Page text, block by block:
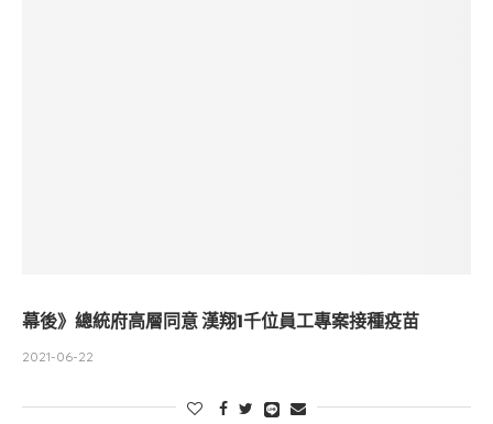
幕後》總統府高層同意 漢翔1千位員工專案接種疫苗
2021-06-22